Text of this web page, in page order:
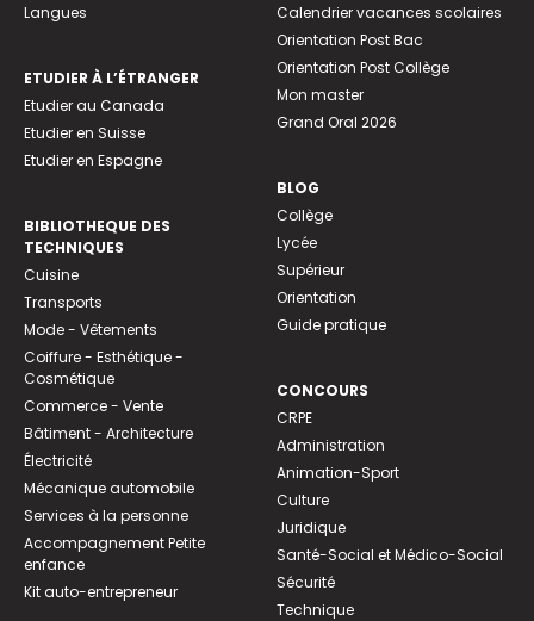
Langues
ETUDIER À L’ÉTRANGER
Etudier au Canada
Etudier en Suisse
Etudier en Espagne
BIBLIOTHEQUE DES
TECHNIQUES
Cuisine
Transports
Mode - Vêtements
Coiffure - Esthétique -
Cosmétique
Commerce - Vente
Bâtiment - Architecture
Électricité
Mécanique automobile
Services à la personne
Accompagnement Petite
enfance
Kit auto-entrepreneur
Calendrier vacances scolaires
Orientation Post Bac
Orientation Post Collège
Mon master
Grand Oral 2026
BLOG
Collège
Lycée
Supérieur
Orientation
Guide pratique
CONCOURS
CRPE
Administration
Animation-Sport
Culture
Juridique
Santé-Social et Médico-Social
Sécurité
Technique